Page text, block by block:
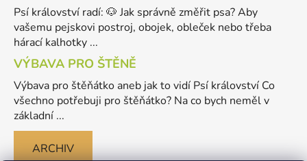
Psí království radí: 🐶 Jak správně změřit psa? Aby
vašemu pejskovi postroj, obojek, obleček nebo třeba
hárací kalhotky ...
VÝBAVA PRO ŠTĚNĚ
Výbava pro štěňátko aneb jak to vidí Psí království Co
všechno potřebuji pro štěňátko? Na co bych neměl v
základní ...
ARCHIV